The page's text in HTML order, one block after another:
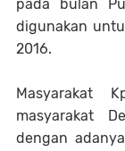
pada bulan
digunakan
2016.
Masyarakat
masyarakat
dengan